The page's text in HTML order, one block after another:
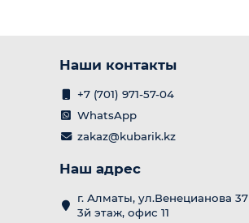
Наши контакты
+7 (701) 971-57-04
WhatsApp
zakaz@kubarik.kz
Наш адрес
г. Алматы, ул.Венецианова 37
3й этаж, офис 11